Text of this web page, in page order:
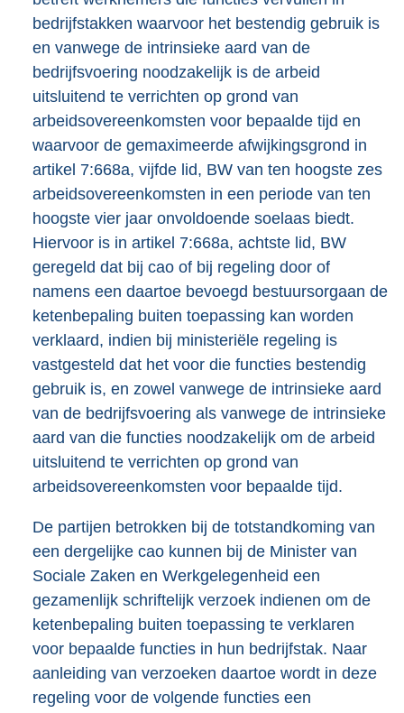
bedrijfstakken waarvoor het bestendig gebruik is
en vanwege de intrinsieke aard van de
bedrijfsvoering noodzakelijk is de arbeid
uitsluitend te verrichten op grond van
arbeidsovereenkomsten voor bepaalde tijd en
waarvoor de gemaximeerde afwijkingsgrond in
artikel 7:668a, vijfde lid, BW van ten hoogste zes
arbeidsovereenkomsten in een periode van ten
hoogste vier jaar onvoldoende soelaas biedt.
Hiervoor is in artikel 7:668a, achtste lid, BW
geregeld dat bij cao of bij regeling door of
namens een daartoe bevoegd bestuursorgaan de
ketenbepaling buiten toepassing kan worden
verklaard, indien bij ministeriële regeling is
vastgesteld dat het voor die functies bestendig
gebruik is, en zowel vanwege de intrinsieke aard
van de bedrijfsvoering als vanwege de intrinsieke
aard van die functies noodzakelijk om de arbeid
uitsluitend te verrichten op grond van
arbeidsovereenkomsten voor bepaalde tijd.
De partijen betrokken bij de totstandkoming van
een dergelijke cao kunnen bij de Minister van
Sociale Zaken en Werkgelegenheid een
gezamenlijk schriftelijk verzoek indienen om de
ketenbepaling buiten toepassing te verklaren
voor bepaalde functies in hun bedrijfstak. Naar
aanleiding van verzoeken daartoe wordt in deze
regeling voor de volgende functies een